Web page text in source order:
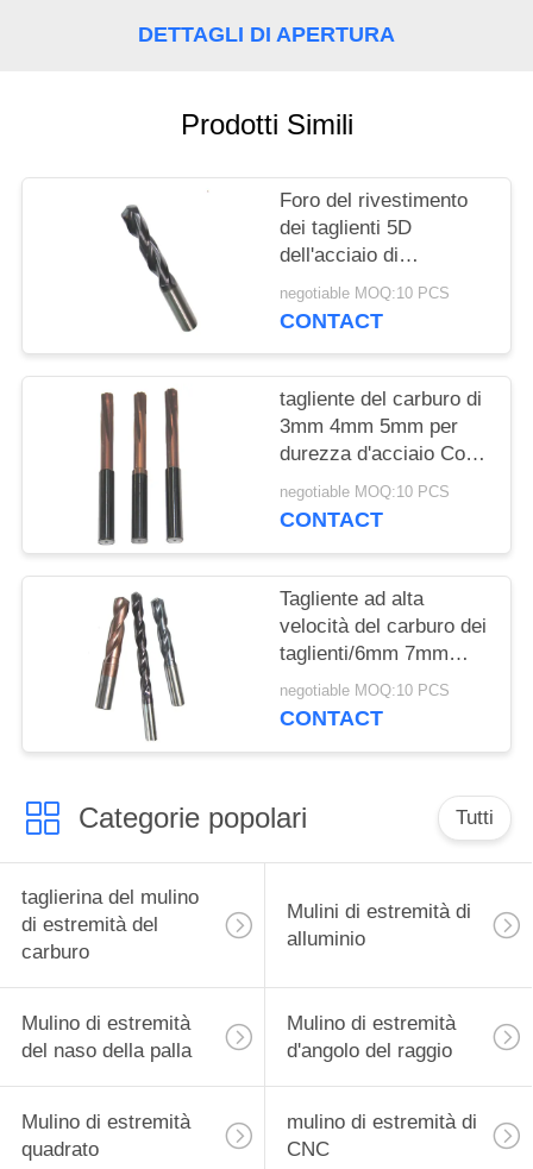
DETTAGLI DI APERTURA
Prodotti Simili
Foro del rivestimento
dei taglienti 5D
dell'acciaio di
tungsteno che elabora
resistenza alla
negotiable MOQ:10 PCS
CONTACT
tagliente del carburo di
3mm 4mm 5mm per
durezza d'acciaio Co
del metallo alta 11 per
cento
negotiable MOQ:10 PCS
CONTACT
Tagliente ad alta
velocità del carburo dei
taglienti/6mm 7mm
8mm del carburo di
tungsteno
negotiable MOQ:10 PCS
CONTACT
Categorie popolari Tutti
taglierina del mulino
di estremità del
carburo
Mulini di estremità di
alluminio
Mulino di estremità
del naso della palla
Mulino di estremità
d'angolo del raggio
Mulino di estremità
quadrato
mulino di estremità di
CNC